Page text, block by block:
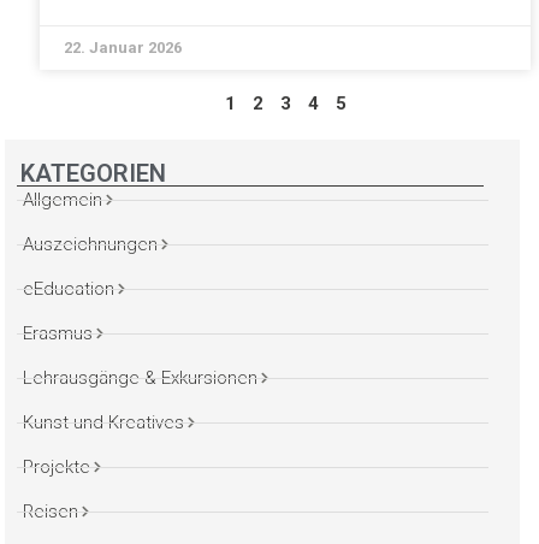
22. Januar 2026
1 2 3 4 5
KATEGORIEN
Allgemein
Auszeichnungen
eEducation
Erasmus
Lehrausgänge & Exkursionen
Kunst und Kreatives
Projekte
Reisen